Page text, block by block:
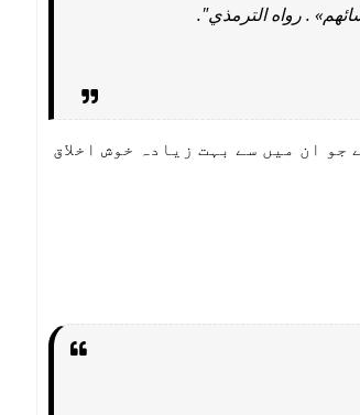
. رواه الترمذي".
ان میں سے بہت زیادہ خوش اخلاق